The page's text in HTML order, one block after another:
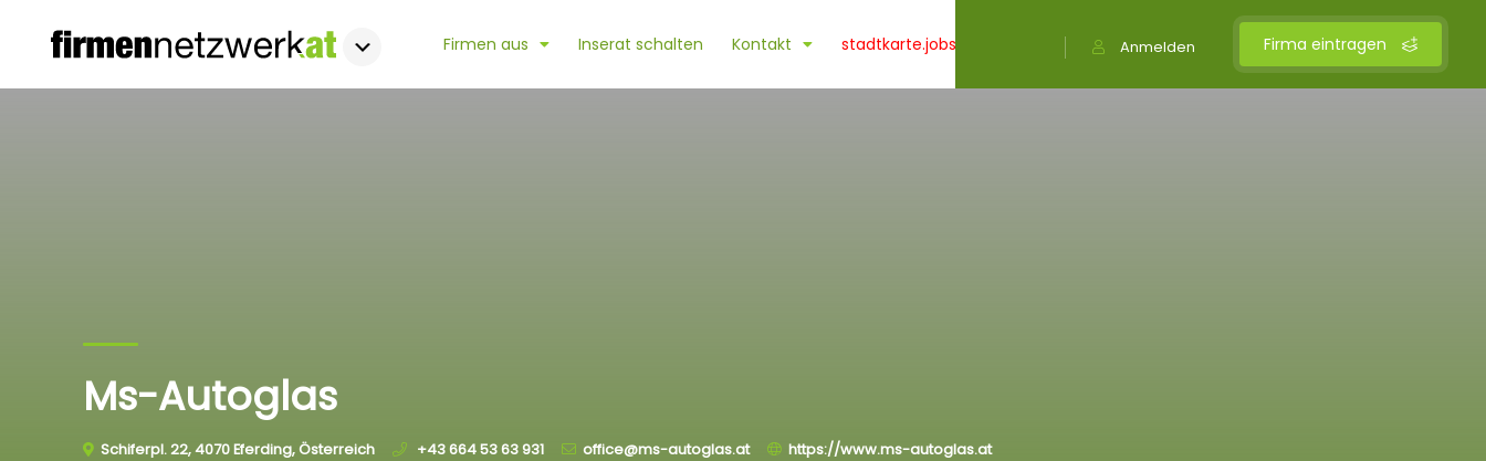
Firma eintragen
Anmelden
Firmen aus Inserat schalten Kontakt stadtkarte.jobs
Ms-Autoglas
Schiferpl. 22, 4070 Eferding, Österreich +43 664 53 63 931 office@ms-autoglas.at https://www.ms-autoglas.at